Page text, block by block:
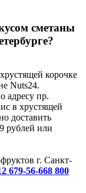
сметаны
корочке
Nuts24.
адресу пр.
в хрустящей
доставить
рублей или
г. Санкт-
679-56-668 800